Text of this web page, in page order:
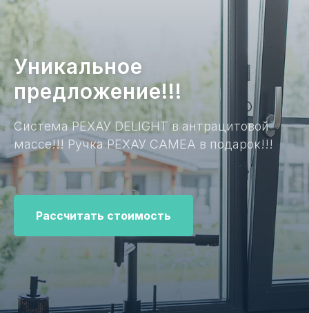
Уникальное
предложение!!!
Система РЕХАУ DELIGHT в антрацитовой
массе!!! Ручка РЕХАУ CAMEA в подарок!!!
Рассчитать стоимость